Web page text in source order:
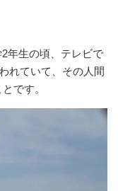
年生の頃、テレビで
れていて、その人間
です。